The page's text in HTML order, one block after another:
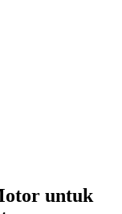
untuk